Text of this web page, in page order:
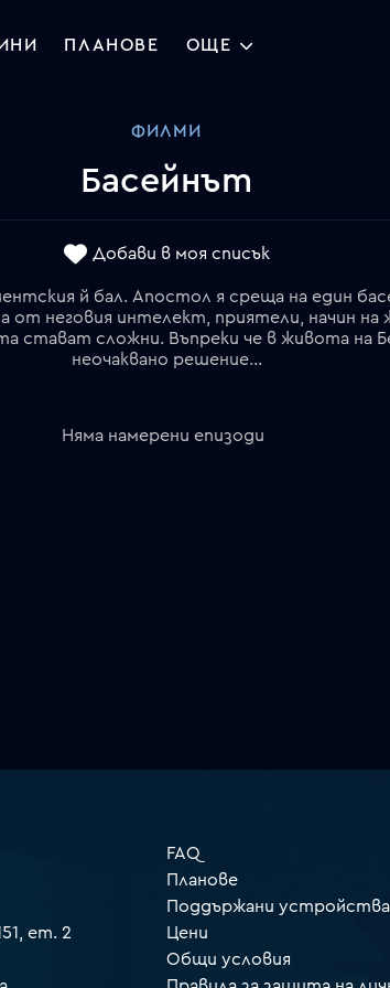
ПЛАНОВЕ ОЩЕ
ФИЛМИ
Басейнът
Добави в моя списък
й бал. Апостол я среща на един
от неговия интелект, приятели, начин
сложни. Въпреки че в живота на
неочаквано решение...
Няма намерени епизоди
ет. 2
FAQ
Планове
Поддържани устройства
Цени
Общи условия